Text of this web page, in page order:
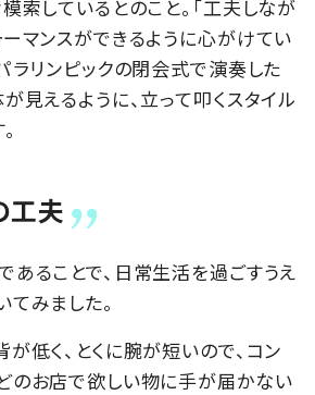
索しているとのこと。「工夫しなが
マンスができるように心がけてい
ラリンピックの閉会式で演奏した
見えるように、立って叩くスタイル
工夫
ることで、日常生活を過ごすうえ
みました。
低く、とくに腕が短いので、コン
のお店で欲しい物に手が届かない